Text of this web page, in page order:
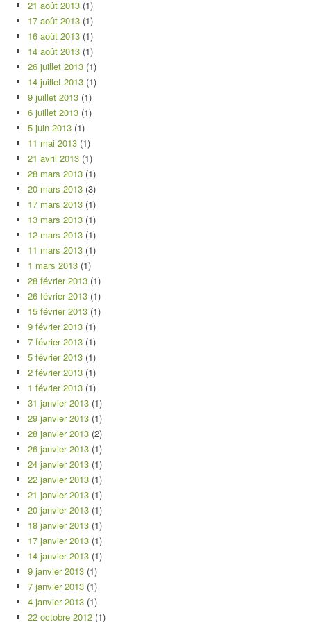
21 août 2013 (1)
17 août 2013 (1)
16 août 2013 (1)
14 août 2013 (1)
26 juillet 2013 (1)
14 juillet 2013 (1)
9 juillet 2013 (1)
6 juillet 2013 (1)
5 juin 2013 (1)
11 mai 2013 (1)
21 avril 2013 (1)
28 mars 2013 (1)
20 mars 2013 (3)
17 mars 2013 (1)
13 mars 2013 (1)
12 mars 2013 (1)
11 mars 2013 (1)
1 mars 2013 (1)
28 février 2013 (1)
26 février 2013 (1)
15 février 2013 (1)
9 février 2013 (1)
7 février 2013 (1)
5 février 2013 (1)
2 février 2013 (1)
1 février 2013 (1)
31 janvier 2013 (1)
29 janvier 2013 (1)
28 janvier 2013 (2)
26 janvier 2013 (1)
24 janvier 2013 (1)
22 janvier 2013 (1)
21 janvier 2013 (1)
20 janvier 2013 (1)
18 janvier 2013 (1)
17 janvier 2013 (1)
14 janvier 2013 (1)
9 janvier 2013 (1)
7 janvier 2013 (1)
4 janvier 2013 (1)
22 octobre 2012 (1)